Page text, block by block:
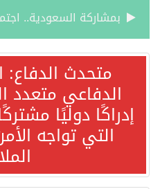
متحدث الدفاع:
الدفاعي
إدراكًا دوليًا
التي تواجه